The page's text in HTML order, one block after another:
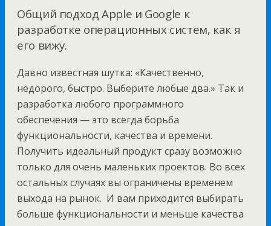
Общий подход Apple и Google к
разработке операционных систем, как я
его вижу.
Давно известная шутка: «Качественно,
недорого, быстро. Выберите любые два.» Так и
разработка любого программного
обеспечения — это всегда борьба
функциональности, качества и времени.
Получить идеальный продукт сразу возможно
только для очень маленьких проектов. Во всех
остальных случаях вы ограничены временем
выхода на рынок. И вам приходится выбирать
больше функциональности и меньше качества